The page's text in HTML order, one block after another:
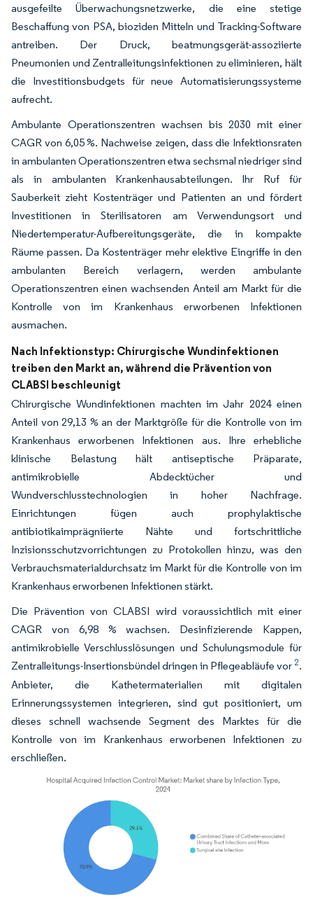
ausgefeilte Überwachungsnetzwerke, die eine stetige
Beschaffung von PSA, bioziden Mitteln und Tracking-Software
antreiben. Der Druck, beatmungsgerät-assoziierte
Pneumonien und Zentralleitungsinfektionen zu eliminieren, hält
die Investitionsbudgets für neue Automatisierungssysteme
aufrecht.
Ambulante Operationszentren wachsen bis 2030 mit einer
CAGR von 6,05 %. Nachweise zeigen, dass die Infektionsraten
in ambulanten Operationszentren etwa sechsmal niedriger sind
als in ambulanten Krankenhausabteilungen. Ihr Ruf für
Sauberkeit zieht Kostenträger und Patienten an und fördert
Investitionen in Sterilisatoren am Verwendungsort und
Niedertemperatur-Aufbereitungsgeräte, die in kompakte
Räume passen. Da Kostenträger mehr elektive Eingriffe in den
ambulanten Bereich verlagern, werden ambulante
Operationszentren einen wachsenden Anteil am Markt für die
Kontrolle von im Krankenhaus erworbenen Infektionen
ausmachen.
Nach Infektionstyp: Chirurgische Wundinfektionen
treiben den Markt an, während die Prävention von
CLABSI beschleunigt
Chirurgische Wundinfektionen machten im Jahr 2024 einen
Anteil von 29,13 % an der Marktgröße für die Kontrolle von im
Krankenhaus erworbenen Infektionen aus. Ihre erhebliche
klinische Belastung hält antiseptische Präparate,
antimikrobielle Abdecktücher und
Wundverschlusstechnologien in hoher Nachfrage.
Einrichtungen fügen auch prophylaktische
antibiotikaimprägniierte Nähte und fortschrittliche
Inzisionsschutzvorrichtungen zu Protokollen hinzu, was den
Verbrauchsmaterialdurchsatz im Markt für die Kontrolle von im
Krankenhaus erworbenen Infektionen stärkt.
Die Prävention von CLABSI wird voraussichtlich mit einer
CAGR von 6,98 % wachsen. Desinfizierende Kappen,
antimikrobielle Verschlusslösungen und Schulungsmodule für
Zentralleitungs-Insertionsbündel dringen in Pflegeabläufe vor2.
Anbieter, die Kathetermaterialien mit digitalen
Erinnerungssystemen integrieren, sind gut positioniert, um
dieses schnell wachsende Segment des Marktes für die
Kontrolle von im Krankenhaus erworbenen Infektionen zu
erschließen.